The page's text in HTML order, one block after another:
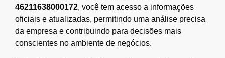
46211638000172, você tem acesso a informações
oficiais e atualizadas, permitindo uma análise precisa
da empresa e contribuindo para decisões mais
conscientes no ambiente de negócios.